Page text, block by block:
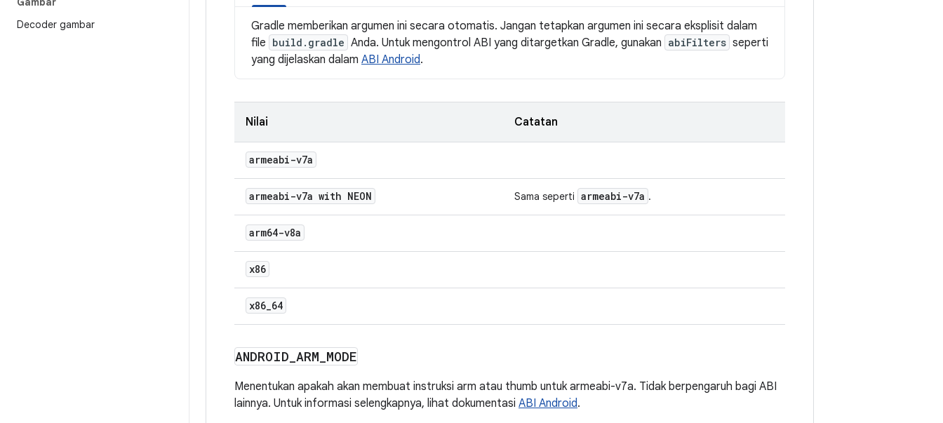
Decoder gambar
Gradle memberikan argumen ini secara otomatis. Jangan tetapkan argumen ini secara eksplisit dalam
file build.gradle Anda. Untuk mengontrol ABI yang ditargetkan Gradle, gunakan abiFilters seperti
yang dijelaskan dalam ABI Android.
Nilai Catatan
armeabi-v7a
armeabi-v7a with NEON Sama seperti armeabi-v7a .
arm64-v8a
x86
x86_64
ANDROID ARM MODE
Menentukan apakah akan membuat instruksi arm atau thumb untuk armeabi-v7a. Tidak berpengaruh bagi ABI
lainnya. Untuk informasi selengkapnya, lihat dokumentasi ABI Android.